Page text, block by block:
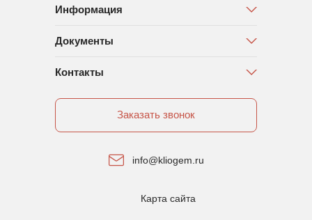
Информация
Документы
Контакты
Заказать звонок
info@kliogem.ru
Карта сайта